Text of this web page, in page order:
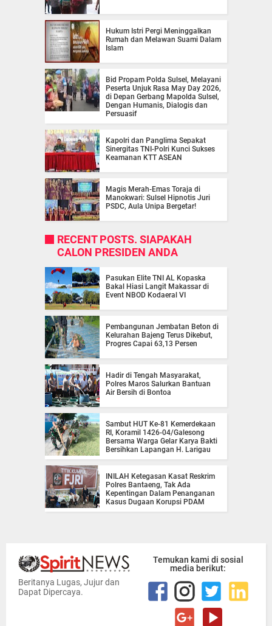
Hukum Istri Pergi Meninggalkan
Rumah dan Melawan Suami Dalam
Islam
Bid Propam Polda Sulsel, Melayani
Peserta Unjuk Rasa May Day 2026,
di Depan Gerbang Mapolda Sulsel,
Dengan Humanis, Dialogis dan
Persuasif
Kapolri dan Panglima Sepakat
Sinergitas TNI-Polri Kunci Sukses
Keamanan KTT ASEAN
Magis Merah-Emas Toraja di
Manokwari: Sulsel Hipnotis Juri
PSDC, Aula Unipa Bergetar!
RECENT POSTS. SIAPAKAH
CALON PRESIDEN ANDA
Pasukan Elite TNI AL Kopaska
Bakal Hiasi Langit Makassar di
Event NBOD Kodaeral VI
Pembangunan Jembatan Beton di
Kelurahan Bajeng Terus Dikebut,
Progres Capai 63,13 Persen
Hadir di Tengah Masyarakat,
Polres Maros Salurkan Bantuan
Air Bersih di Bontoa
Sambut HUT Ke-81 Kemerdekaan
RI, Koramil 1426-04/Galesong
Bersama Warga Gelar Karya Bakti
Bersihkan Lapangan H. Larigau
INILAH Ketegasan Kasat Reskrim
Polres Bantaeng, Tak Ada
Kepentingan Dalam Penanganan
Kasus Dugaan Korupsi PDAM
Beritanya Lugas, Jujur dan
Dapat Dipercaya.
Temukan kami di sosial
media berikut: